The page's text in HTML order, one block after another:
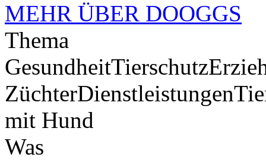
MEHR ÜBER DOOGGS
Thema
GesundheitTierschutz
ZüchterDienstleistungen
mit Hund
Was